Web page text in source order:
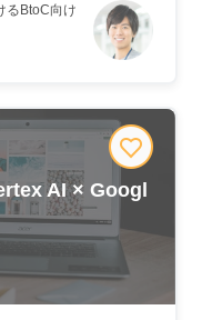
るBtoC向け
AI × Googl